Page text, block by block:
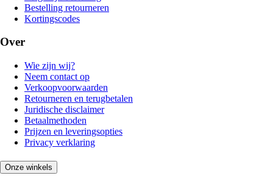
Bestelling retourneren
Kortingscodes
Over
Wie zijn wij?
Neem contact op
Verkoopvoorwaarden
Retourneren en terugbetalen
Juridische disclaimer
Betaalmethoden
Prijzen en leveringsopties
Privacy verklaring
Onze winkels